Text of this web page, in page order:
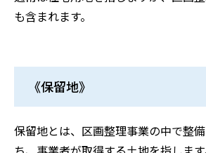
も含まれます。
《保留地》
保留地とは、区画整理事業の中で整